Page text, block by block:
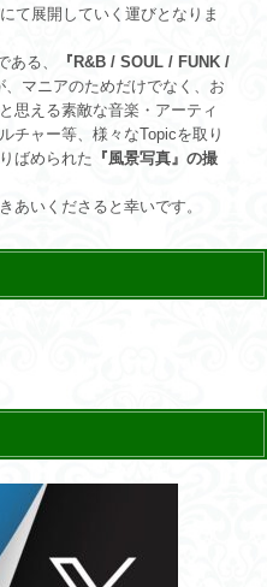
にて展開していく運びとなりま
ある、
『R&B / SOUL / FUNK /
マニアのためだけでなく、お
思える素敵な音楽・アーティ
チャー等、様々なTopicを取り
ばめられた 『風景写真』の撮
あいくださると幸いです。